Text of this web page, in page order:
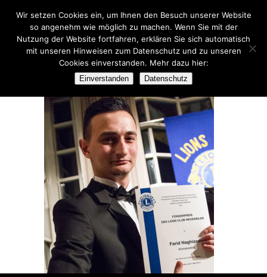
FARID_N
Wir setzen Cookies ein, um Ihnen den Besuch unserer Website
so angenehm wie möglich zu machen. Wenn Sie mit der
Nutzung der Website fortfahren, erklären Sie sich automatisch
mit unseren Hinweisen zum Datenschutz und zu unseren
Cookies einverstanden. Mehr dazu hier:
Einverstanden Datenschutz